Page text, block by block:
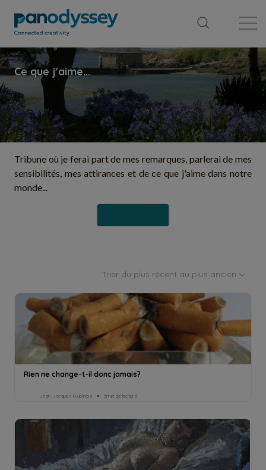
Tribune où je ferai part de mes remarques, parlerai de mes
sensibilités, mes attirances et de ce que j'aime dans notre
monde...
Trier du plus récent au plus ancien
Rien ne change-t-il donc jamais?
Jean-Jacques Hubinois 5min de lecture